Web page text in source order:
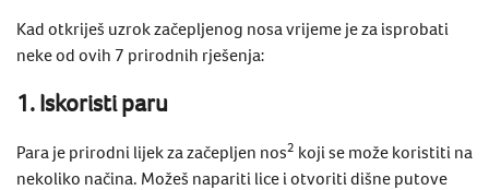
Kad otkriješ uzrok začepljenog nosa vrijeme je za isprobati
neke od ovih 7 prirodnih rješenja:
1. Iskoristi paru
Para je prirodni lijek za začepljen nos2 koji se može koristiti na
nekoliko načina. Možeš napariti lice i otvoriti dišne putove